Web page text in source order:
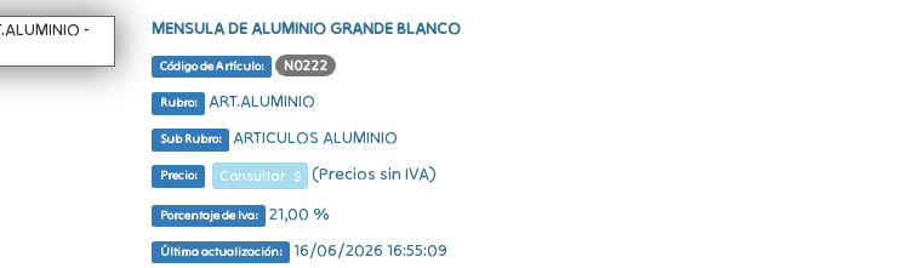
MENSULA DE ALUMINIO GRANDE BLANCO
Código de Artículo: N0222
Rubro: ART.ALUMINIO
Sub Rubro: ARTICULOS ALUMINIO
Precio: Consultar $ (Precios sin IVA)
Porcentaje de Iva: 21,00 %
Última actualización: 16/06/2026 16:55:09